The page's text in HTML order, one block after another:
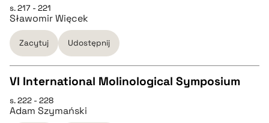
pobierz cytat
CZYSTY TEKST
pobierz cytat
BIBTEX
pobierz cytat
s. 217 - 221
Sławomir Więcek
Zacytuj Udostępnij
CZYSTY TEKST
VI International Molinological Symposium
s. 222 - 228
Adam Szymański